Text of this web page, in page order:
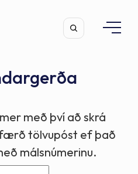
með því að skrá
tölvupóst ef það
málsnúmerinu.